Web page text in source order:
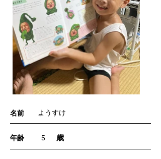
名前 ようすけ
年齢 5 歳